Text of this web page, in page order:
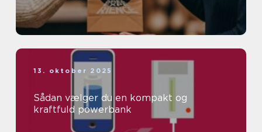
13. oktober 2025
Sådan vælger du en kompakt og
kraftfuld powerbank